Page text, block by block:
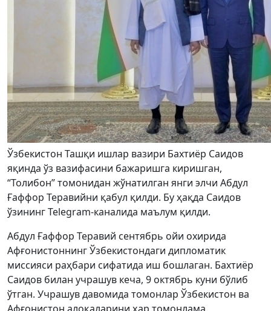
Ўзбекистон Ташқи ишлар вазири Бахтиёр Саидов
яқинда ўз вазифасини бажаришга киришган,
“Толибон” томонидан жўнатилган янги элчи Абдул
Ғаффор Теравийни қабул қилди. Бу ҳақда Саидов
ўзининг Telegram-каналида маълум қилди.
Абдул Ғаффор Теравий сентябрь ойи охирида
Афғонистоннинг Ўзбекистондаги дипломатик
миссияси раҳбари сифатида иш бошлаган. Бахтиёр
Саидов билан учрашув кеча, 9 октябрь куни бўлиб
ўтган. Учрашув давомида томонлар Ўзбекистон ва